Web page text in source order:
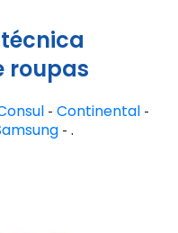
roupas
- Continental -
- .